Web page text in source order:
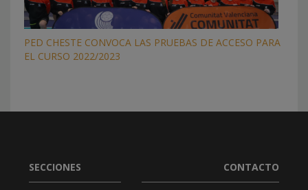
PED CHESTE CONVOCA LAS PRUEBAS DE ACCESO PARA
EL CURSO 2022/2023
SECCIONES CONTACTO